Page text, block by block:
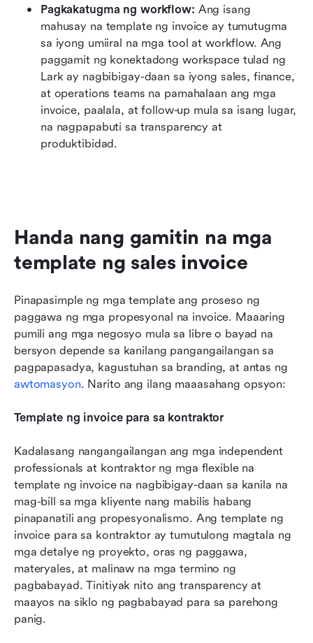
Pagkakatugma ng workflow: Ang isang
mahusay na template ng invoice ay tumutugma
sa iyong umiiral na mga tool at workflow. Ang
paggamit ng konektadong workspace tulad ng
Lark ay nagbibigay-daan sa iyong sales, finance,
at operations teams na pamahalaan ang mga
invoice, paalala, at follow-up mula sa isang lugar,
na nagpapabuti sa transparency at
produktibidad.
Handa nang gamitin na mga
template ng sales invoice
Pinapasimple ng mga template ang proseso ng
paggawa ng mga propesyonal na invoice. Maaaring
pumili ang mga negosyo mula sa libre o bayad na
bersyon depende sa kanilang pangangailangan sa
awtomasyon. Narito ang ilang maaasahang opsyon:
Template ng invoice para sa kontraktor
Kadalasang nangangailangan ang mga independent
professionals at kontraktor ng mga flexible na
template ng invoice na nagbibigay-daan sa kanila na
mag-bill sa mga kliyente nang mabilis habang
pinapanatili ang propesyonalismo. Ang template ng
invoice para sa kontraktor ay tumutulong magtala ng
mga detalye ng proyekto, oras ng paggawa,
materyales, at malinaw na mga termino ng
pagbabayad. Tinitiyak nito ang transparency at
maayos na siklo ng pagbabayad para sa parehong
panig.